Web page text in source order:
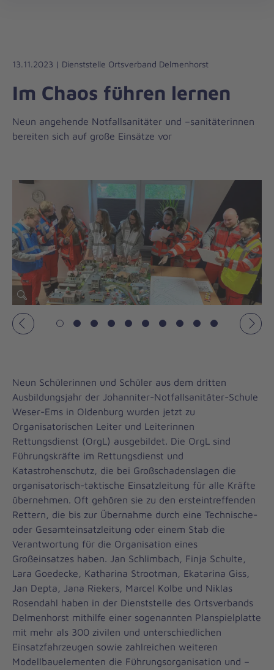
Liebe
Leben
13.11.2023 | Dienststelle Ortsverband Delmenhorst
Im Chaos führen lernen
Neun angehende Notfallsanitäter und –sanitäterinnen
bereiten sich auf große Einsätze vor
Vorheriges
Neun Schülerinnen und Schüler aus dem dritten
Ausbildungsjahr der Johanniter-Notfallsanitäter-Schule
Weser-Ems in Oldenburg wurden jetzt zu
Organisatorischen Leiter und Leiterinnen
Rettungsdienst (OrgL) ausgebildet. Die OrgL sind
Führungskräfte im Rettungsdienst und
Katastrohenschutz, die bei Großschadenslagen die
organisatorisch-taktische Einsatzleitung für alle Kräfte
übernehmen. Oft gehören sie zu den ersteintreffenden
Rettern, die bis zur Übernahme durch eine Technische-
oder Gesamteinsatzleitung oder einem Stab die
Verantwortung für die Organisation eines
Großeinsatzes haben. Jan Schlimbach, Finja Schulte,
Lara Goedecke, Katharina Strootman, Ekatarina Giss,
Jan Depta, Jana Riekers, Marcel Kolbe und Niklas
Rosendahl haben in der Dienststelle des Ortsverbands
Delmenhorst mithilfe einer sogenannten Planspielplatte
mit mehr als 300 zivilen und unterschiedlichen
Einsatzfahrzeugen sowie zahlreichen weiteren
Modellbauelementen die Führungsorganisation und –